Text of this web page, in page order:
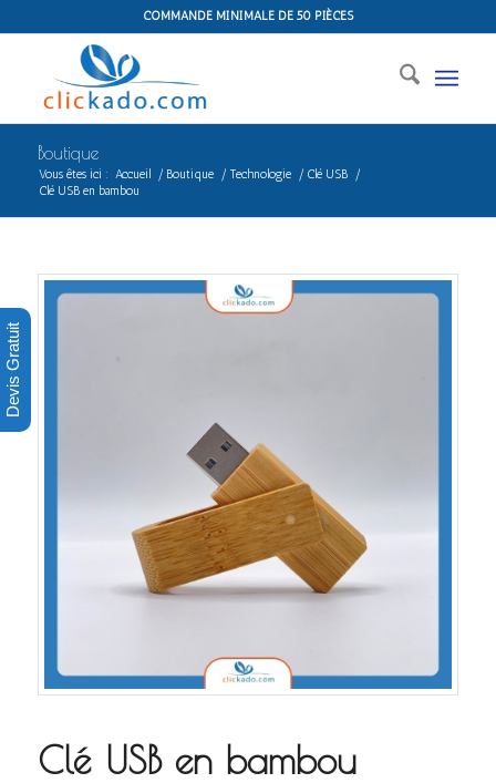
COMMANDE MINIMALE DE 50 PIÈCES
Boutique
Vous êtes ici : Accueil / Boutique / Technologie / Clé USB
/
Clé USB en bambou
Clé USB en bambou
Devis Gratuit